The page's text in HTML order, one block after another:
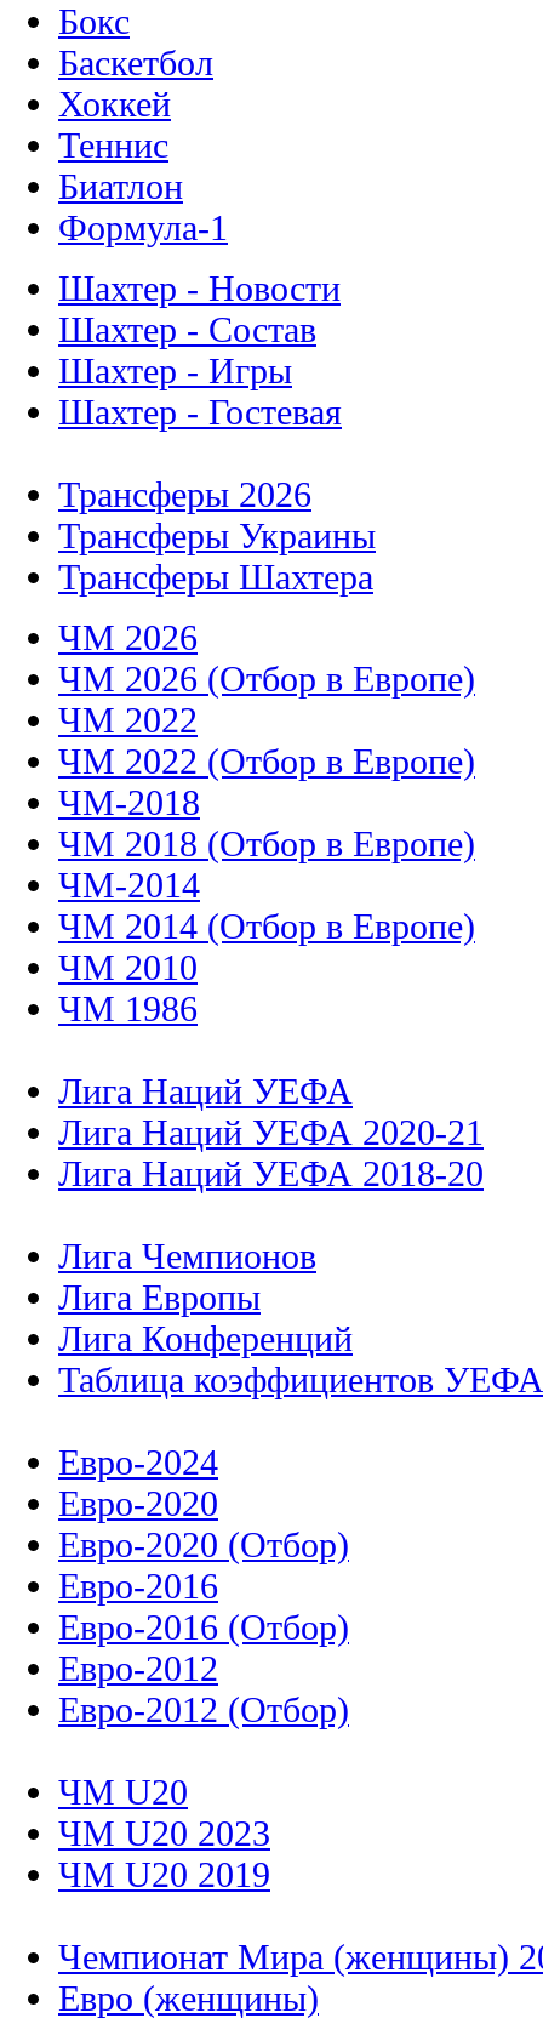
Бокс
Баскетбол
Хоккей
Теннис
Биатлон
Формула-1
Шахтер - Новости
Шахтер - Состав
Шахтер - Игры
Шахтер - Гостевая
Трансферы 2026
Трансферы Украины
Трансферы Шахтера
ЧМ 2026
ЧМ 2026 (Отбор в Европе)
ЧМ 2022
ЧМ 2022 (Отбор в Европе)
ЧМ-2018
ЧМ 2018 (Отбор в Европе)
ЧМ-2014
ЧМ 2014 (Отбор в Европе)
ЧМ 2010
ЧМ 1986
Лига Наций УЕФА
Лига Наций УЕФА 2020-21
Лига Наций УЕФА 2018-20
Лига Чемпионов
Лига Европы
Лига Конференций
Таблица коэффициентов УЕФА
Евро-2024
Евро-2020
Евро-2020 (Отбор)
Евро-2016
Евро-2016 (Отбор)
Евро-2012
Евро-2012 (Отбор)
ЧМ U20
ЧМ U20 2023
ЧМ U20 2019
Чемпионат Мира (женщины)
Евро (женщины)